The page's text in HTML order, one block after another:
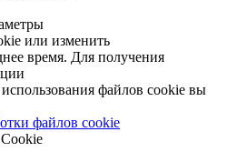
или изменить
время. Для получения
файлов cookie вы
файлов cookie